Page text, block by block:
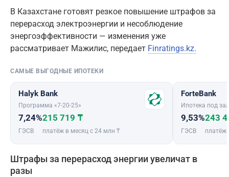
В Казахстане готовят резкое повышение штрафов за
перерасход электроэнергии и несоблюдение
энергоэффективности — изменения уже
рассматривает Мажилис, передает Finratings.kz.
САМЫЕ ВЫГОДНЫЕ ИПОТЕКИ
Halyk Bank
Программа «7-20-25»
7,24%
ГЭСВ
215 719 ₸
платёж в месяц с 24 млн ₸
ForteBank
Ипотека под
9,53%
ГЭСВ
243
платёж
Штрафы за перерасход энергии увеличат в
разы